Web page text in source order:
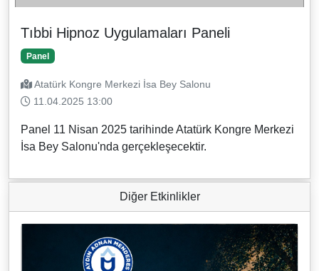
Tıbbi Hipnoz Uygulamaları Paneli
Panel
Atatürk Kongre Merkezi İsa Bey Salonu
11.04.2025 13:00
Panel 11 Nisan 2025 tarihinde Atatürk Kongre Merkezi
İsa Bey Salonu'nda gerçekleşecektir.
Diğer Etkinlikler